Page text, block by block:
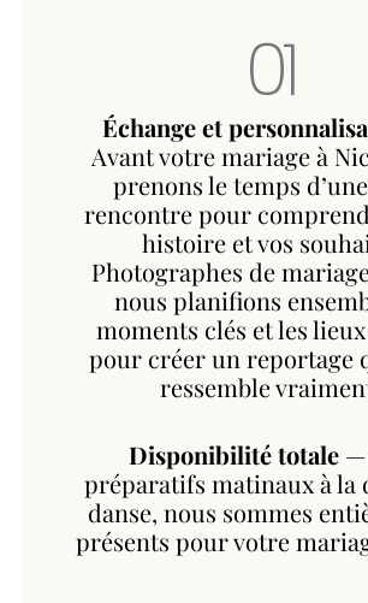
01
Échange et
Avant votre mariage à
prenons le temps
rencontre pour
histoire et vos
Photographes de
nous planifions
moments clés et les
pour créer un reportage
ressemble
Disponibilité totale—
préparatifs matinaux à la
danse, nous sommes
présents pour votre